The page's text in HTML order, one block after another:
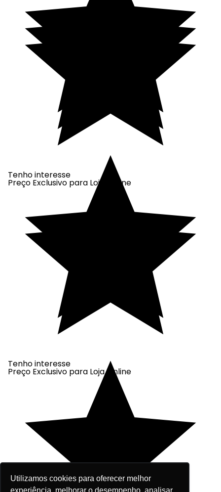
Utilizamos cookies para oferecer melhor
Tenho interesse
Preço Exclusivo para Loja Online
Tenho interesse
Preço Exclusivo para Loja Online